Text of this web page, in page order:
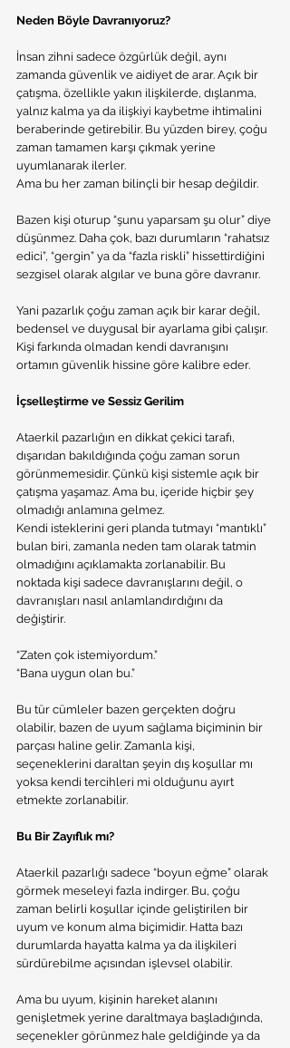
Neden Böyle Davranıyoruz?
İnsan zihni sadece özgürlük değil, aynı
zamanda güvenlik ve aidiyet de arar. Açık bir
çatışma, özellikle yakın ilişkilerde, dışlanma,
yalnız kalma ya da ilişkiyi kaybetme ihtimalini
beraberinde getirebilir. Bu yüzden birey, çoğu
zaman tamamen karşı çıkmak yerine
uyumlanarak ilerler.
Ama bu her zaman bilinçli bir hesap değildir.
Bazen kişi oturup “şunu yaparsam şu olur” diye
düşünmez. Daha çok, bazı durumların “rahatsız
edici”, “gergin” ya da “fazla riskli” hissettirdiğini
sezgisel olarak algılar ve buna göre davranır.
Yani pazarlık çoğu zaman açık bir karar değil,
bedensel ve duygusal bir ayarlama gibi çalışır.
Kişi farkında olmadan kendi davranışını
ortamın güvenlik hissine göre kalibre eder.
İçselleştirme ve Sessiz Gerilim
Ataerkil pazarlığın en dikkat çekici tarafı,
dışarıdan bakıldığında çoğu zaman sorun
görünmemesidir. Çünkü kişi sistemle açık bir
çatışma yaşamaz. Ama bu, içeride hiçbir şey
olmadığı anlamına gelmez.
Kendi isteklerini geri planda tutmayı “mantıklı”
bulan biri, zamanla neden tam olarak tatmin
olmadığını açıklamakta zorlanabilir. Bu
noktada kişi sadece davranışlarını değil, o
davranışları nasıl anlamlandırdığını da
değiştirir.
“Zaten çok istemiyordum.”
“Bana uygun olan bu.”
Bu tür cümleler bazen gerçekten doğru
olabilir, bazen de uyum sağlama biçiminin bir
parçası haline gelir. Zamanla kişi,
seçeneklerini daraltan şeyin dış koşullar mı
yoksa kendi tercihleri mi olduğunu ayırt
etmekte zorlanabilir.
Bu Bir Zayıflık mı?
Ataerkil pazarlığı sadece “boyun eğme” olarak
görmek meseleyi fazla indirger. Bu, çoğu
zaman belirli koşullar içinde geliştirilen bir
uyum ve konum alma biçimidir. Hatta bazı
durumlarda hayatta kalma ya da ilişkileri
sürdürebilme açısından işlevsel olabilir.
Ama bu uyum, kişinin hareket alanını
genişletmek yerine daraltmaya başladığında,
seçenekler görünmez hale geldiğinde ya da